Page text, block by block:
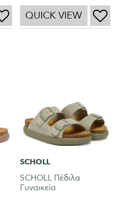
QUICK VIEW
SCHOLL
SCHOLL Πέδιλα
Γυναικεία